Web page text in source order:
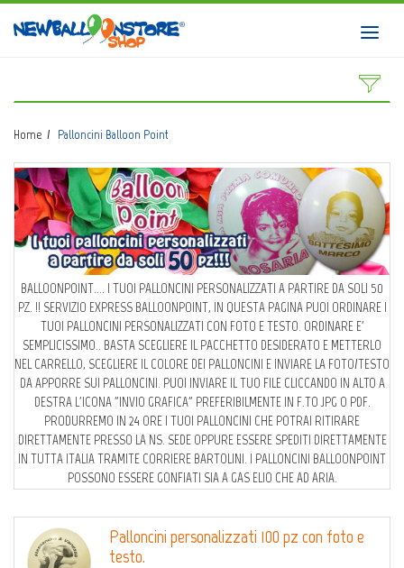
HOME
CATALOGO
CHI SIAMO
CORSI BALLOON ART
INVIO LOGO
CONTATTI
EVENTI NBS
Login Registrati
0 Wishlist
Home Palloncini Balloon Point
BALLOONPOINT.... I TUOI PALLONCINI PERSONALIZZATI A PARTIRE DA SOLI 50
PZ. !! SERVIZIO EXPRESS BALLOONPOINT, IN QUESTA PAGINA PUOI ORDINARE I
TUOI PALLONCINI PERSONALIZZATI CON FOTO E TESTO. ORDINARE E'
SEMPLICISSIMO.. BASTA SCEGLIERE IL PACCHETTO DESIDERATO E METTERLO
NEL CARRELLO, SCEGLIERE IL COLORE DEI PALLONCINI E INVIARE LA FOTO/TESTO
DA APPORRE SUI PALLONCINI. PUOI INVIARE IL TUO FILE CLICCANDO IN ALTO A
DESTRA L'ICONA "INVIO GRAFICA" PREFERIBILMENTE IN F.TO JPG O PDF.
PRODURREMO IN 24 ORE I TUOI PALLONCINI CHE POTRAI RITIRARE
DIRETTAMENTE PRESSO LA NS. SEDE OPPURE ESSERE SPEDITI DIRETTAMENTE
IN TUTTA ITALIA TRAMITE CORRIERE BARTOLINI. I PALLONCINI BALLOONPOINT
POSSONO ESSERE GONFIATI SIA A GAS ELIO CHE AD ARIA.
Palloncini personalizzati 100 pz con foto e
testo.